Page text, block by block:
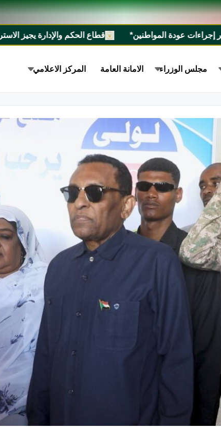
قطاع الحكم والإدارة يجيز الاستراتيجية الوطنية للسيطرة على الأسلحة
مجلس الوزراء الامانة العامة المركز الاعلامي